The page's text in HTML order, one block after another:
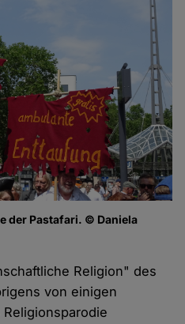
der Pastafari. © Daniela
Religion" des
von einigen